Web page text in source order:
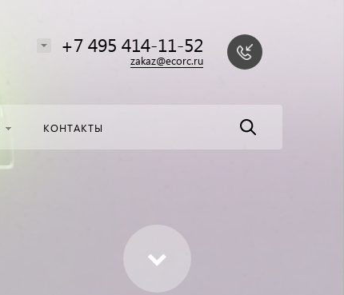
+7 495 414-11-52
zakaz@ecorc.ru
КОНТАКТЫ